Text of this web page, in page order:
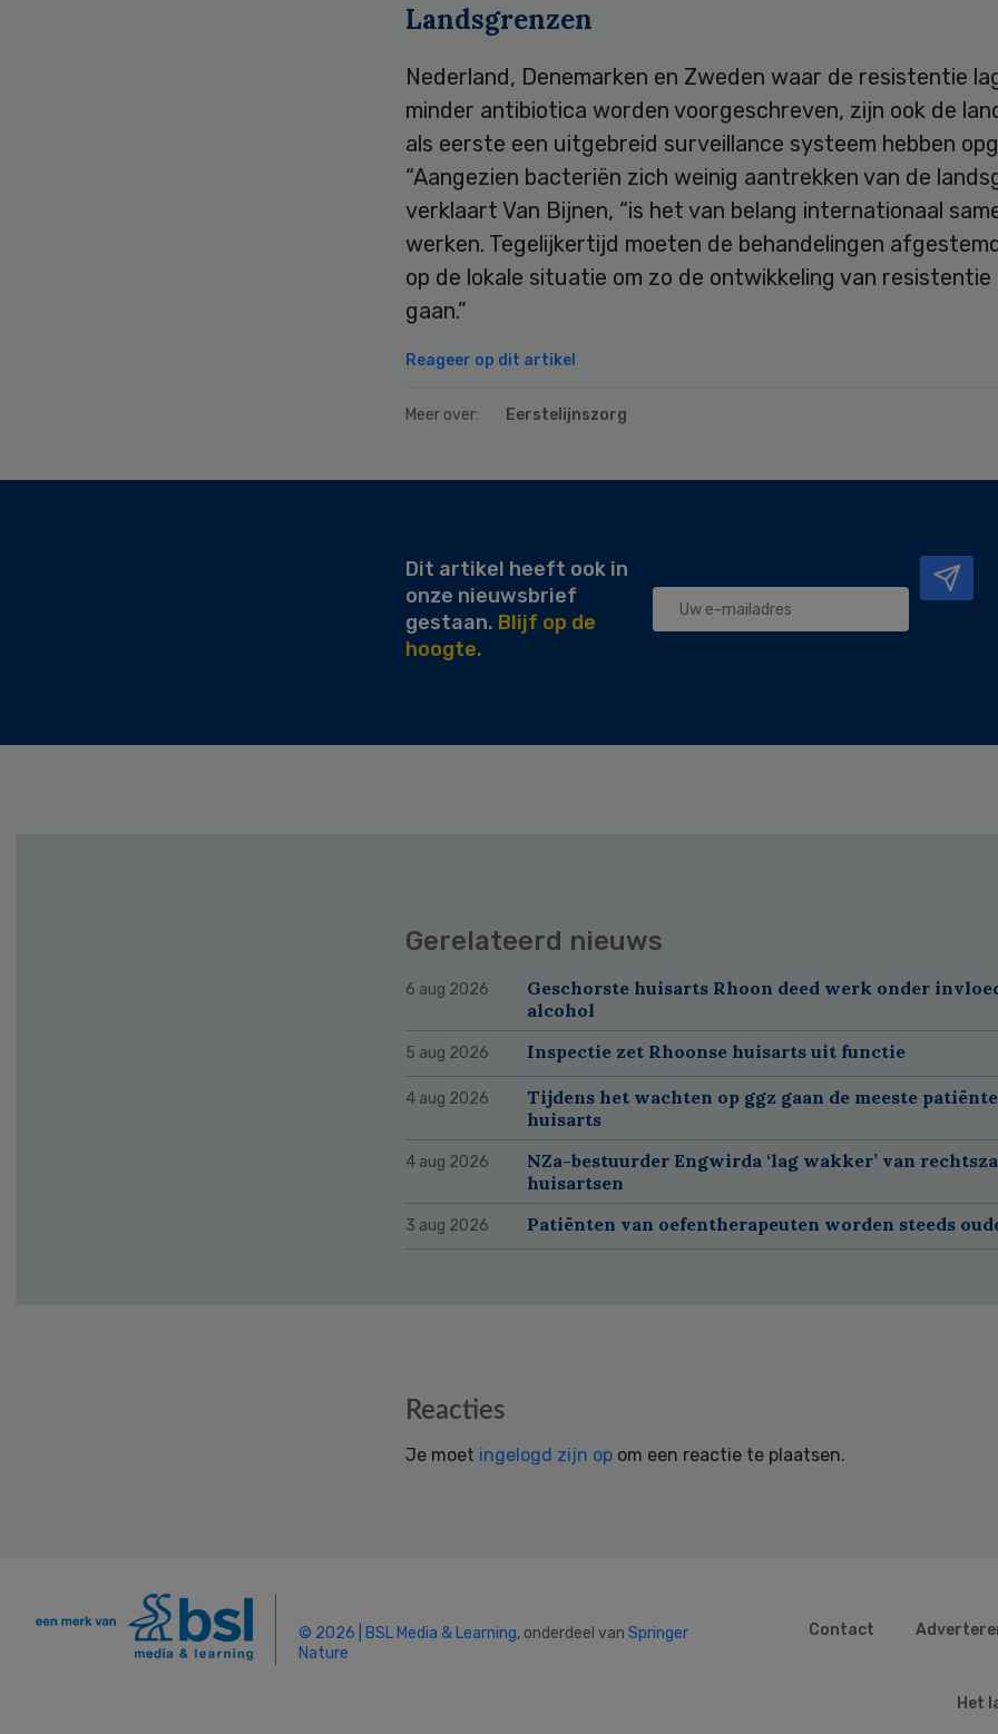
Landsgrenzen
Nederland, Denemarken en Zweden waar de resistentie
minder antibiotica worden voorgeschreven, zijn ook de
als eerste een uitgebreid surveillance systeem hebben
“Aangezien bacteriën zich weinig aantrekken van de
verklaart Van Bijnen, “is het van belang internationaal
werken. Tegelijkertijd moeten de behandelingen
op de lokale situatie om zo de ontwikkeling van
gaan.”
Reageer op dit artikel
Meer over: Eerstelijnszorg
Secondary
Dit artikel heeft ook in
onze nieuwsbrief
gestaan. Blijf op de
hoogte.
Gerelateerd nieuws
6 aug 2026
Geschorste huisarts Rhoon deed werk onder
alcohol
5 aug 2026 Inspectie zet Rhoonse huisarts uit functie
4 aug 2026
Tijdens het wachten op ggz gaan de meeste
huisarts
4 aug 2026
NZa-bestuurder Engwirda ‘lag wakker’ van
huisartsen
3 aug 2026 Patiënten van oefentherapeuten worden steeds
Reacties
Je moet ingelogd zijn op om een reactie te plaatsen.
© 2026 | BSL Media & Learning, onderdeel van Springer
Nature
Contact
Het